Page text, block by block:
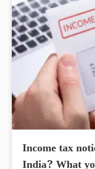
Income tax